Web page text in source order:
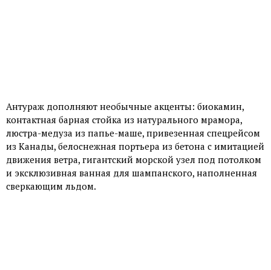
Антураж дополняют необычные акценты: биокамин,
контактная барная стойка из натурального мрамора,
люстра-медуза из папье-маше, привезенная спецрейсом
из Канады, белоснежная портьера из бетона с имитацией
движения ветра, гигантский морской узел под потолком
и эксклюзивная ванная для шампанского, наполненная
сверкающим льдом.